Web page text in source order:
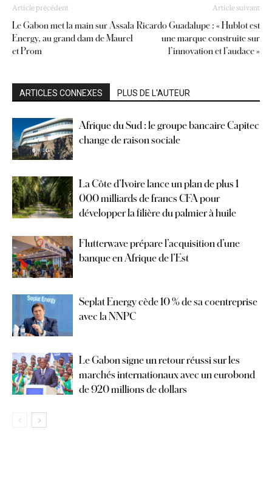
Article précédent
Le Gabon met la main sur Assala
Energy, au grand dam de Maurel
et Prom
Article suivant
Ricardo Guadalupe : « Hublot est
une marque construite sur
l’innovation et l’audace »
ARTICLES CONNEXES PLUS DE L'AUTEUR
Afrique du Sud : le groupe bancaire Capitec
change de raison sociale
La Côte d’Ivoire lance un plan de plus 1
000 milliards de francs CFA pour
développer la filière du palmier à huile
Flutterwave prépare l’acquisition d’une
banque en Afrique de l’Est
Seplat Energy cède 10 % de sa coentreprise
avec la NNPC
Le Gabon signe un retour réussi sur les
marchés internationaux avec un eurobond
de 920 millions de dollars